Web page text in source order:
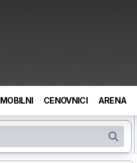
MOBILNI CENOVNICI ARENA